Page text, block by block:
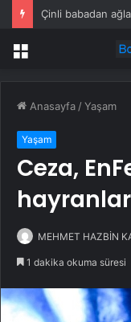
Menü
Anasayfa /Yaşam
Yaşam
Ceza,
MEHMET HAZBİN
1 dakika okuma süresi